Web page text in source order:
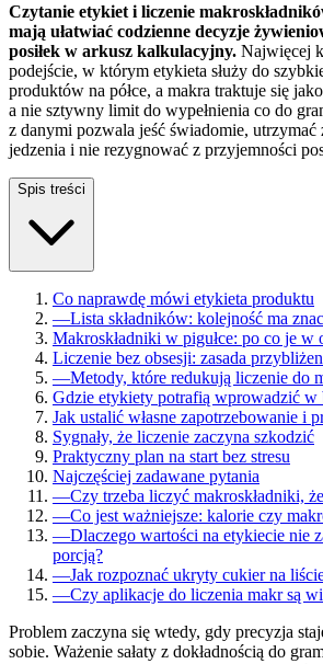
Czytanie etykiet i liczenie
mają ułatwiać codzienne decyzje
posiłek w arkusz kalkulacyjny. Najwięcej
podejście, w którym etykieta służy do
produktów na półce, a makra traktuje się
a nie sztywny limit do wypełnienia co do
z danymi pozwala jeść świadomie, utrzymać
jedzenia i nie rezygnować z przyjemności
Spis treści
Co naprawdę mówi etykieta produktu
—Lista składników: kolejność ma
Makroskładniki w pigułce: po co je w
Liczenie bez obsesji: zasada
—Metody, które redukują liczenie do
Gdzie etykiety potrafią wprowadzić w
Jak ustalić własne zapotrzebowanie i
Sygnały, że liczenie zaczyna szkodzić
Praktyczny plan na start bez stresu
Najczęściej zadawane pytania
—Czy trzeba liczyć makroskładniki,
—Co jest ważniejsze: kalorie czy
—Dlaczego wartości na etykiecie nie
porcją?
—Jak rozpoznać ukryty cukier na
—Czy aplikacje do liczenia makr są
Problem zaczyna się wtedy, gdy precyzja
sobie. Ważenie sałaty z dokładnością do